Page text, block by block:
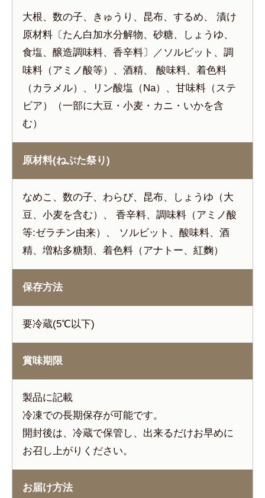
大根、数の子、きゅうり、昆布、するめ、 漬け
原材料〔たん白加水分解物、砂糖、しょうゆ、
食塩、醸造調味料、香辛料〕／ソルビット、調
味料（アミノ酸等）、酒精、 酸味料、着色料
（カラメル）、リン酸塩（Na）、甘味料（ステ
ビア）（一部に大豆・小麦・カニ・いかを含
む）
原材料(ねぶた祭り)
なめこ、数の子、わらび、昆布、しょうゆ（大
豆、小麦を含む）、 香辛料、調味料（アミノ酸
等:ゼラチン由来）、 ソルビット、酸味料、酒
精、増粘多糖類、着色料（アナトー、紅麴）
保存方法
要冷蔵(5℃以下)
賞味期限
製品に記載
冷凍での長期保存が可能です。
開封後は、冷蔵で保管し、出来るだけお早めに
お召し上がりください。
お届け方法